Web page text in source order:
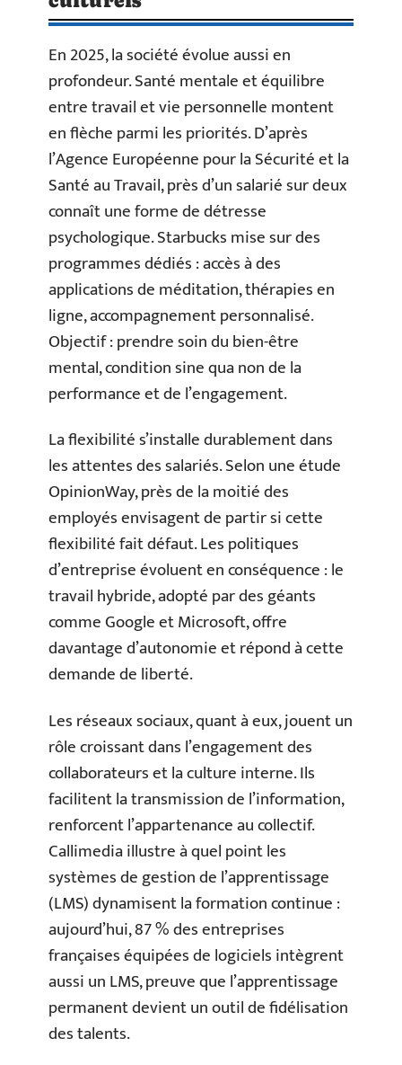
En 2025, la société évolue aussi en
profondeur. Santé mentale et équilibre
entre travail et vie personnelle montent
en flèche parmi les priorités. D’après
l’Agence Européenne pour la Sécurité et la
Santé au Travail, près d’un salarié sur deux
connaît une forme de détresse
psychologique. Starbucks mise sur des
programmes dédiés : accès à des
applications de méditation, thérapies en
ligne, accompagnement personnalisé.
Objectif : prendre soin du bien-être
mental, condition sine qua non de la
performance et de l’engagement.
La flexibilité s’installe durablement dans
les attentes des salariés. Selon une étude
OpinionWay, près de la moitié des
employés envisagent de partir si cette
flexibilité fait défaut. Les politiques
d’entreprise évoluent en conséquence : le
travail hybride, adopté par des géants
comme Google et Microsoft, offre
davantage d’autonomie et répond à cette
demande de liberté.
Les réseaux sociaux, quant à eux, jouent un
rôle croissant dans l’engagement des
collaborateurs et la culture interne. Ils
facilitent la transmission de l’information,
renforcent l’appartenance au collectif.
Callimedia illustre à quel point les
systèmes de gestion de l’apprentissage
(LMS) dynamisent la formation continue :
aujourd’hui, 87 % des entreprises
françaises équipées de logiciels intègrent
aussi un LMS, preuve que l’apprentissage
permanent devient un outil de fidélisation
des talents.